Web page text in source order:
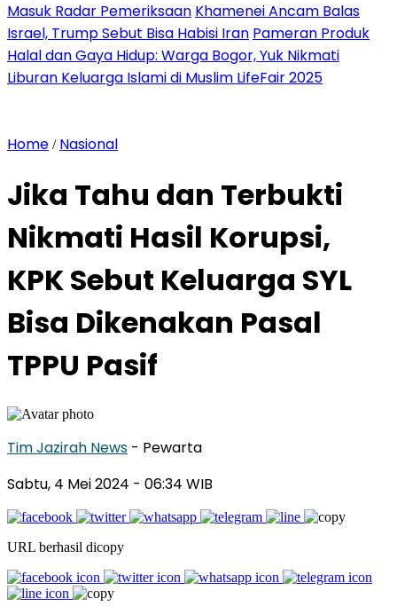
Masuk Radar Pemeriksaan Khamenei Ancam Balas
Israel, Trump Sebut Bisa Habisi Iran Pameran Produk
Halal dan Gaya Hidup: Warga Bogor, Yuk Nikmati
Liburan Keluarga Islami di Muslim LifeFair 2025
Home / Nasional
Jika Tahu dan Terbukti
Nikmati Hasil Korupsi,
KPK Sebut Keluarga SYL
Bisa Dikenakan Pasal
TPPU Pasif
Tim Jazirah News - Pewarta
Sabtu, 4 Mei 2024 - 06:34 WIB
URL berhasil dicopy